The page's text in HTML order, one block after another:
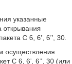
указанные
открывания
C 6, 6’, 6’’, 30.
осуществления
C 6, 6’, 6’’, 30 (или